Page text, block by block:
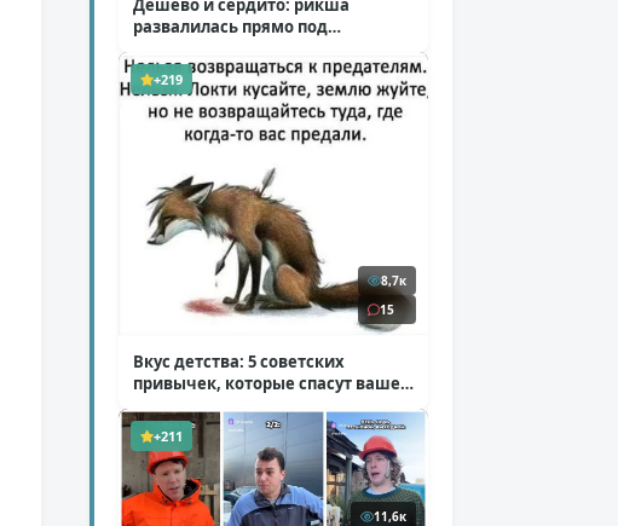
Дешево и сердито: рикша
развалилась прямо под
+219
8,7к
15
Вкус детства: 5 советских
привычек, которые спасут ваше
+211
11,6к